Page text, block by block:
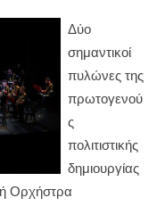
Δύο
σημαντικοί
πυλώνες της
πρωτογενού
ς
πολιτιστικής
δημιουργίας
Ορχήστρα